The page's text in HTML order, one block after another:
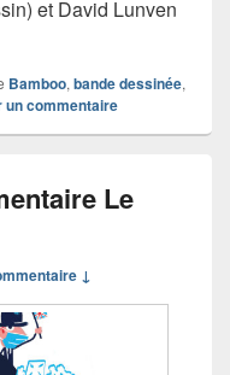
et David Lunven
dessinée Les
Bamboo, bande dessinée,
un commentaire
Le
↓